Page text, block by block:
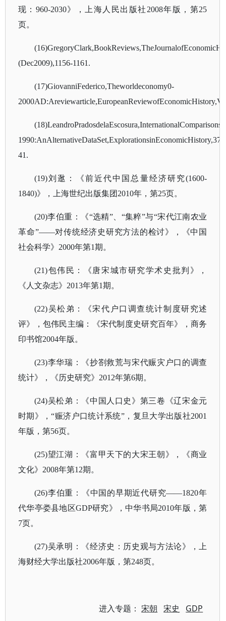
现：960-2030》，上海人民出版社2008年版，第25
页。
(Dec2009),1156-1161.
(17)GiovanniFederico,Theworldeconomy0-
41.
(19)刘逖：《前近代中国总量经济研究(1600-
1840)》，上海世纪出版集团2010年，第25页。
(20)李伯重：《“选精”、“集粹”与“宋代江南农业
革命”——对传统经济史研究方法的检讨》，《中国
社会科学》2000年第1期。
(21)包伟民：《唐宋城市研究学术史批判》，
《人文杂志》2013年第1期。
(22)吴松弟：《宋代户口调查统计制度研究述
评》，包伟民主编：《宋代制度史研究百年》，商务
印书馆2004年版。
(23)李华瑞：《抄劄救荒与宋代赈灾户口的调查
统计》，《历史研究》2012年第6期。
(24)吴松弟：《中国人口史》第三卷《辽宋金元
时期》，“赈济户口统计系统”，复旦大学出版社2001
年版，第56页。
(25)望江湖：《富甲天下的大宋王朝》，《商业
文化》2008年第12期。
(26)李伯重：《中国的早期近代研究——1820年
代华亭娄县地区GDP研究》，中华书局2010年版，第
7页。
(27)吴承明：《经济史：历史观与方法论》，上
海财经大学出版社2006年版，第248页。
进入专题：宋朝 宋史 GDP